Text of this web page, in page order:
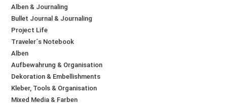
Alben & Journaling
Bullet Journal & Journaling
Project Life
Traveler´s Notebook
Alben
Aufbewahrung & Organisation
Dekoration & Embellishments
Kleber, Tools & Organisation
Mixed Media & Farben